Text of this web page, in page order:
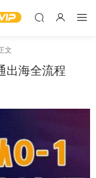
文
出海全流程